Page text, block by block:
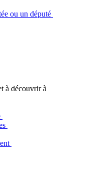
ou un député
à découvrir à